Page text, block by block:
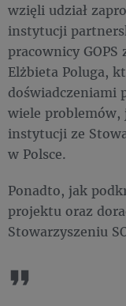
wzięli udział
instytucji
pracownicy GOPS
Elżbieta Poluga,
doświadczeniami
wiele problemów,
instytucji ze
w Polsce.
Ponadto, jak
projektu oraz
Stowarzyszeniu